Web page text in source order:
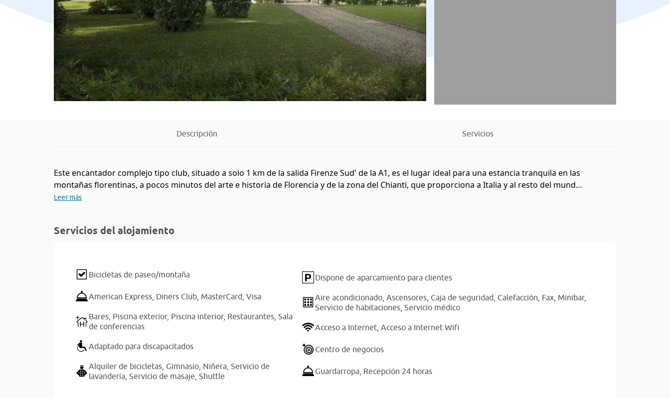
Descripción Servicios
Este encantador complejo tipo club, situado a solo 1 km de la salida Firenze Sud' de la A1, es el lugar ideal para una estancia tranquila en las
montañas florentinas, a pocos minutos del arte e historia de Florencia y de la zona del Chianti, que proporciona a Italia y al resto del mund...
Leer más
Servicios del alojamiento
Bicicletas de paseo/montaña
American Express, Diners Club, MasterCard, Visa
Bares, Piscina exterior, Piscina interior, Restaurantes, Sala
de conferencias
Adaptado para discapacitados
Alquiler de bicicletas, Gimnasio, Niñera, Servicio de
lavandería, Servicio de masaje, Shuttle
Dispone de aparcamiento para clientes
Aire acondicionado,Ascensores, Caja de seguridad, Calefacción, Fax, Minibar,
Servicio de habitaciones,Servicio médico
Acceso a Internet,Acceso a Internet Wifi
Centro de negocios
Guardarropa, Recepción 24 horas